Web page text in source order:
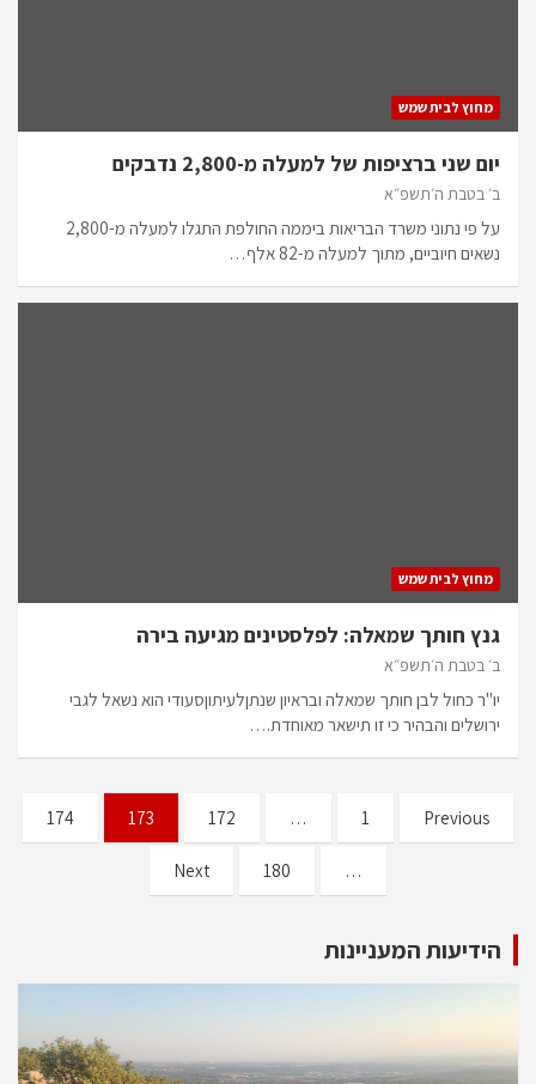
מחוץ לבית שמש
יום שני ברציפות של למעלה מ-2,800 נדבקים
ב׳ בטבת ה׳תשפ״א
על פי נתוני משרד הבריאות ביממה החולפת התגלו למעלה מ-2,800
נשאים חיוביים, מתוך למעלה מ-82 אלף…
מחוץ לבית שמש
גנץ חותך שמאלה: לפלסטינים מגיעה בירה
ב׳ בטבת ה׳תשפ״א
יו"ר כחול לבן חותך שמאלה ובראיון שנתןלעיתוןסעודי הוא נשאל לגבי
ירושלים והבהיר כי זו תישאר מאוחדת.…
Previous
1
…
172
173
174
…
180
Next
הידיעות המעניינות